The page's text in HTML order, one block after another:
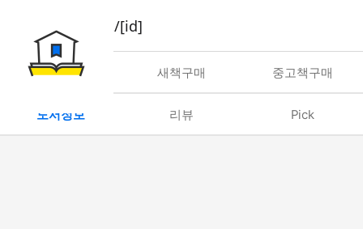
book/rent/[id]
대여 새책구매 중고책구매
도서정보 리뷰 Pick